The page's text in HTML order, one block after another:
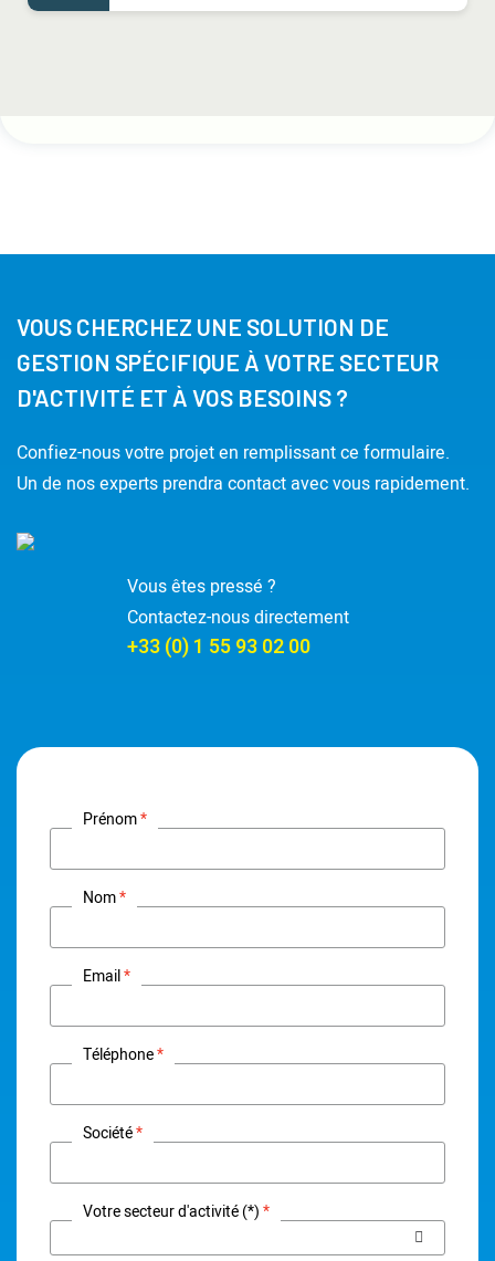
VOUS CHERCHEZ UNE SOLUTION DE
GESTION SPÉCIFIQUE À VOTRE SECTEUR
D'ACTIVITÉ ET À VOS BESOINS ?
Confiez-nous votre projet en remplissant ce formulaire.
Un de nos experts prendra contact avec vous rapidement.
Vous êtes pressé ?
Contactez-nous directement
+33 (0) 1 55 93 02 00
Prénom
Nom
Email
Téléphone
Société
Votre secteur d'activité (*)